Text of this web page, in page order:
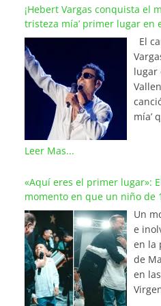
¡Hebert Vargas conquista el
tristeza mía’ primer lugar en
del Vallenato
El
lugar
mía’
de
Esta
en el
Leer Mas...
«Aquí eres el primer lugar»:
momento en que un niño de
en llanto al cantar con Iván
Un
e
en la
de
en